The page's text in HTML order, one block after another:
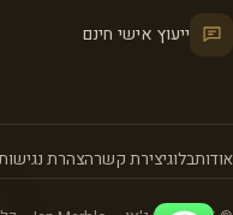
ייעוץ אישי חינם
אודותבלוגיצירת קשרהצהרת